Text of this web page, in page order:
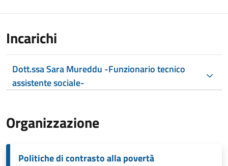
Incarichi
Dott.ssa Sara Mureddu -Funzionario tecnico
assistente sociale-
Organizzazione
Politiche di contrasto alla povertà